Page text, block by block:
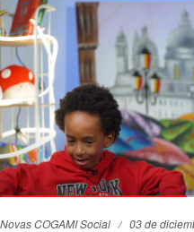
Novas COGAMI Social 03 de